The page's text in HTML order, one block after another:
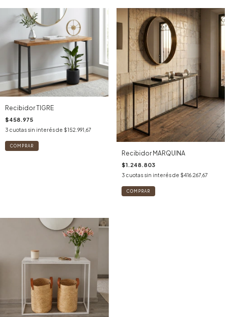
Recibidor TIGRE
$458.975
3 cuotas sin interés de $152.991,67
Recibidor MARQUINA
$1.248.803
3 cuotas sin interés de $416.267,67